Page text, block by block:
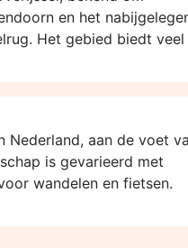
en het
Het gebied biedt veel
Nederland, aan de voet
is gevarieerd met
wandelen en fietsen.